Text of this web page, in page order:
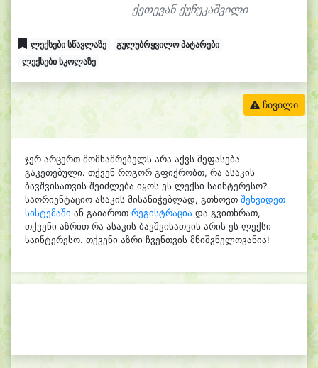
ქეთევან ქუჩუკაშვილი
ლექსები სწავლაზე
გულუბრყვილო პატარები
ლექსები სკოლაზე
ჩივილი
ჯერ არცერთ მომხამრებელს არა აქვს შეფასება
გაკეთებული. თქვენ როგორ გფიქრობთ, რა ასაკის
ბავშვისათვის შეიძლება იყოს ეს ლექსი საინტერესო?
საორიენტაციო ასაკის მისანიჭებლად, გთხოვთ შეხვიდეთ
სისტემაში ან გაიაროთ რეგისტრაცია და გვითხრათ,
თქვენი აზრით რა ასაკის ბავშვისათვის არის ეს ლექსი
საინტერესო. თქვენი აზრი ჩვენთვის მნიშვნელოვანია!